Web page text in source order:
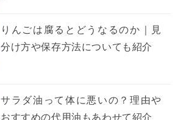
りんごは腐るとどうなるのか｜見
分け方や保存方法についても紹介
サラダ油って体に悪いの？理由や
おすすめの代用油もあわせて紹介